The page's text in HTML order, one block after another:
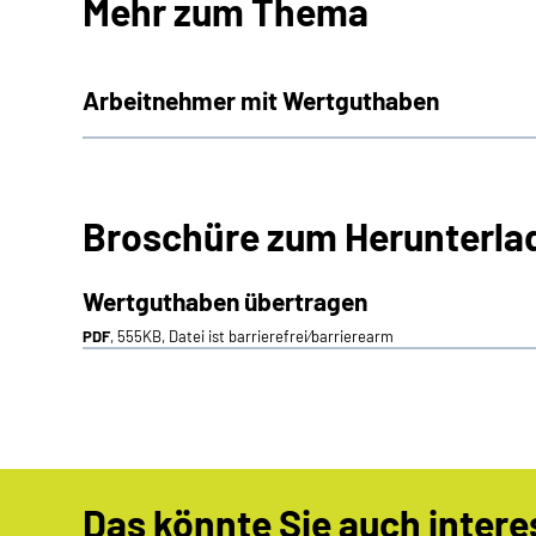
Mehr zum Thema
Arbeitnehmer mit Wertguthaben
Broschüre zum
Wertguthaben übertragen
PDF, 555KB, Datei ist barrierefrei⁄barrierearm
Das könnte Sie auch